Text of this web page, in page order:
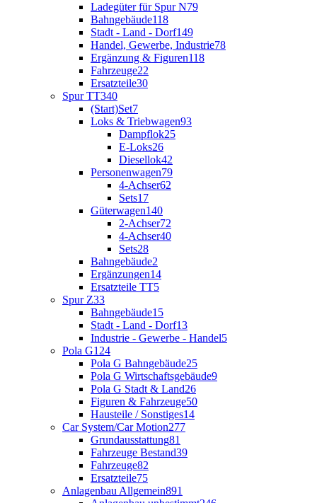
Ladegüter für Spur N79
Bahngebäude118
Stadt - Land - Dorf149
Handel, Gewerbe, Industrie78
Ergänzung & Figuren118
Fahrzeuge22
Ersatzteile30
Spur TT340
(Start)Set7
Loks & Triebwagen93
Dampflok25
E-Loks26
Diesellok42
Personenwagen79
4-Achser62
Sets17
Güterwagen140
2-Achser72
4-Achser40
Sets28
Bahngebäude2
Ergänzungen14
Ersatzteile TT5
Spur Z33
Bahngebäude15
Stadt - Land - Dorf13
Industrie - Gewerbe - Handel5
Pola G124
Pola G Bahngebäude25
Pola G Wirtschaftsgebäude9
Pola G Stadt & Land26
Figuren & Fahrzeuge50
Hausteile / Sonstiges14
Car System/Car Motion277
Grundausstattung81
Fahrzeuge Bestand39
Fahrzeuge82
Ersatzteile75
Anlagenbau Allgemein891